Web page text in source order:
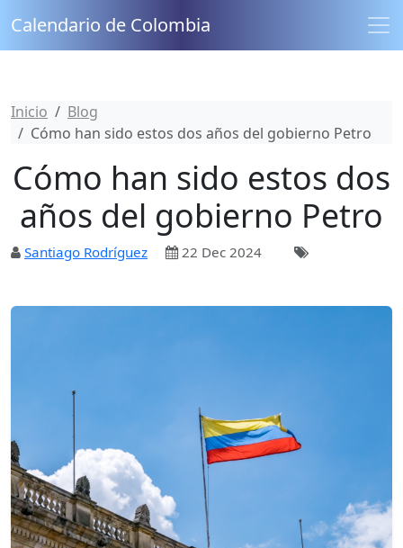
Calendario de Colombia
Inicio
Blog
Cómo han sido estos dos años del gobierno Petro
Cómo han sido estos dos
años del gobierno Petro
Santiago Rodríguez 22 Dec 2024